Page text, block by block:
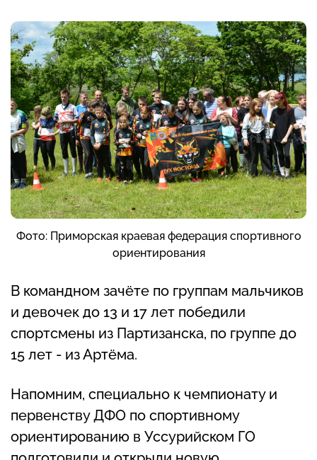
Фото: Приморская краевая федерация спортивного
ориентирования
В командном зачёте по группам мальчиков
и девочек до 13 и 17 лет победили
спортсмены из Партизанска, по группе до
15 лет - из Артёма.
Напомним, специально к чемпионату и
первенству ДФО по спортивному
ориентированию в Уссурийском ГО